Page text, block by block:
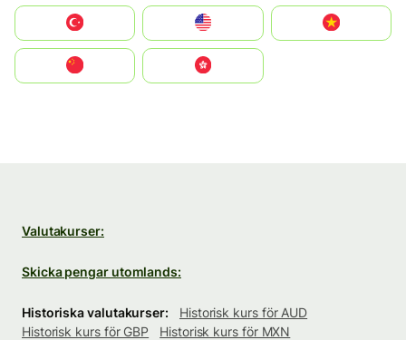
United States
中國香港特別行政區
Valutakurser:
Skicka pengar utomlands:
Historiska valutakurser:
Historisk kurs för AUD
Historisk kurs för GBP
Historisk kurs för MXN